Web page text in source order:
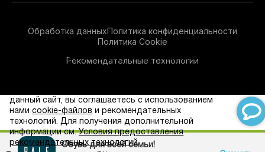
Обработка данныхПолитика конфиденциальности
Политика Cookie
Рекомендательные технологии
Данный веб-сайт использует cookie-файлы и
данный сайт, вы соглашаетесь с использованием
намиcookie-файлов и рекомендательных
технологий. Для получения дополнительной
информации см.Условия предоставления
рекомендательных технологий.
Принять
Обувь для всей семьи!